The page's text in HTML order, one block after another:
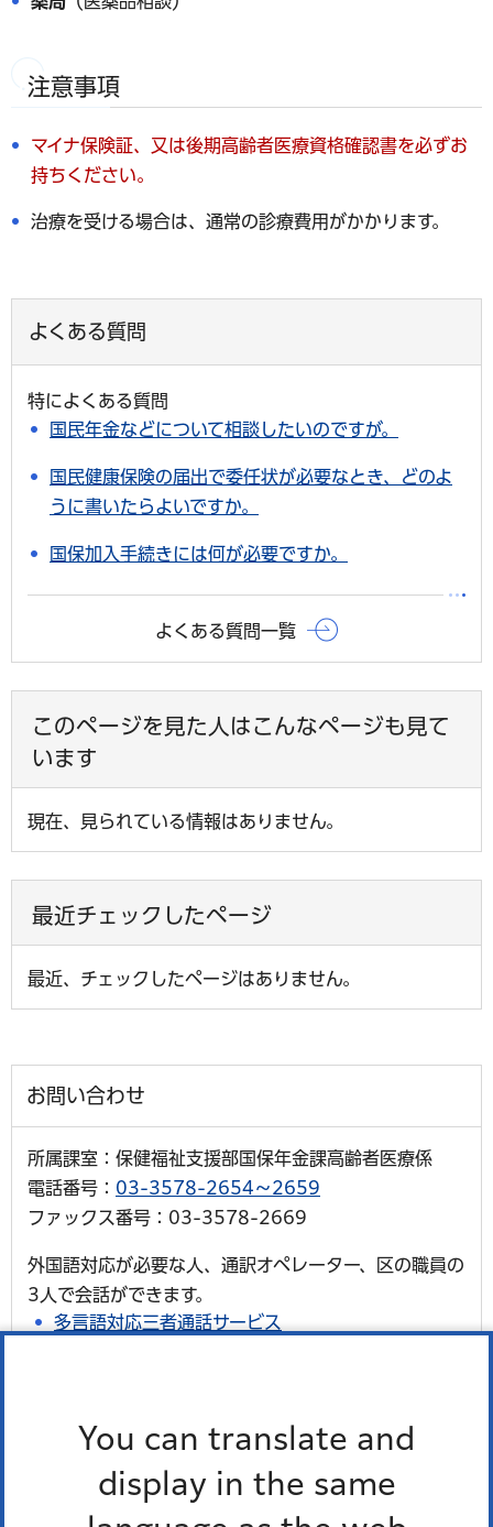
You can translate and
display in the same
注意事項
マイナ保険証、又は後期高齢者医療資格確認書を必ずお
持ちください。
治療を受ける場合は、通常の診療費用がかかります。
よくある質問
特によくある質問
国民年金などについて相談したいのですが。
国民健康保険の届出で委任状が必要なとき、どのよ
うに書いたらよいですか。
国保加入手続きには何が必要ですか。
よくある質問一覧
このページを見た人はこんなページも見て
います
現在、見られている情報はありません。
最近チェックしたページ
最近、チェックしたページはありません。
お問い合わせ
所属課室：保健福祉支援部国保年金課高齢者医療係
電話番号： 03-3578-2654～2659
ファックス番号：03-3578-2669
外国語対応が必要な人、通訳オペレーター、区の職員の
3人で会話ができます。
多言語対応三者通話サービス
後期高齢者医療制度（長寿医療制度）